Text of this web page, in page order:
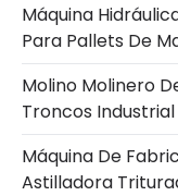
Máquina
Para Pallets De
Molino Molinero
Troncos Industrial
Máquina De
Astilladora